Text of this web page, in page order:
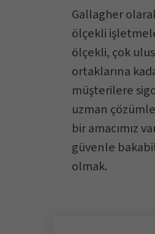
Gallagher
ölçekli
ölçekli, çok
ortaklarına
müşterilere
uzman
bir amacımız
güvenle
olmak.